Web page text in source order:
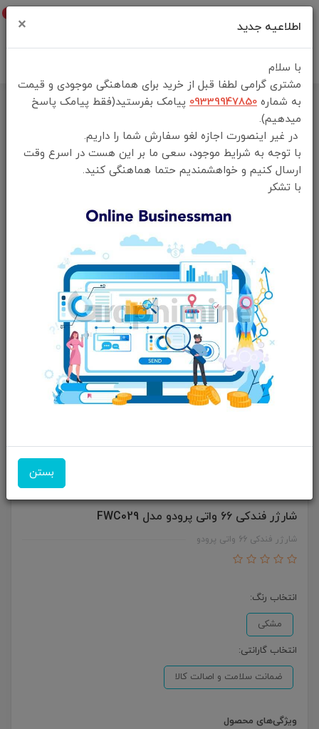
خانه فهرست محصولات شارژر فندکی 66 واتی پرودو مدل FWC029
شارژر فندکی 66 واتی پرودو مدل FWC029
شارژر فندکی 66 واتی پرودو
انتخاب رنگ:
مشکی
انتخاب گارانتی:
ضمانت سلامت و اصالت کالا
ویژگی‌های محصول
اطلاعیه جدید ×
با سلام
مشتری گرامی لطفا قبل از خرید برای هماهنگی موجودی و قیمت
به شماره 09339947850 پیامک بفرستید(فقط پیامک پاسخ
میدهیم).
در غیر اینصورت اجازه لغو سفارش شما را داریم.
با توجه به شرایط موجود، سعی ما بر این هست در اسرع وقت
ارسال کنیم و خواهشمندیم حتما هماهنگی کنید.
با تشکر
بستن